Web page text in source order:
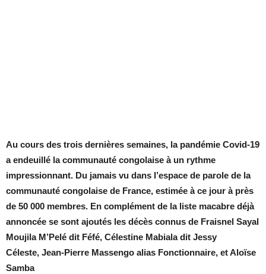
Au cours des trois dernières semaines, la pandémie Covid-19
a endeuillé la communauté congolaise à un rythme
impressionnant. Du jamais vu dans l’espace de parole de la
communauté congolaise de France, estimée à ce jour à près
de 50 000 membres. En complément de la liste macabre déjà
annoncée se sont ajoutés les décès connus de Fraisnel Sayal
Moujila M’Pelé dit Féfé, Célestine Mabiala dit Jessy
Céleste, Jean-Pierre Massengo alias Fonctionnaire, et Aloïse
Samba